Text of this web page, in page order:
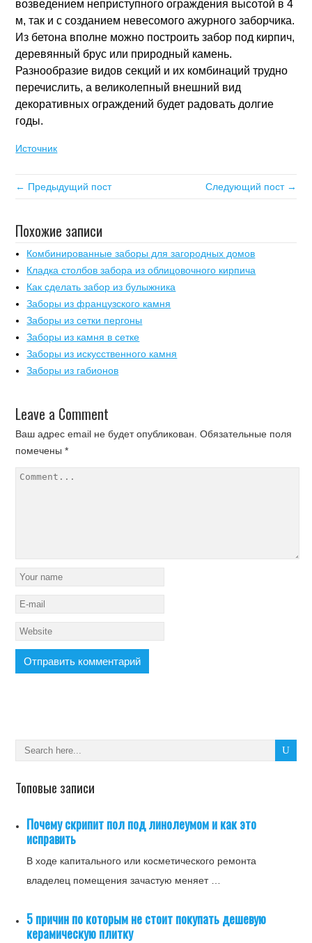
возведением неприступного ограждения высотой в 4
м, так и с созданием невесомого ажурного заборчика.
Из бетона вполне можно построить забор под кирпич,
деревянный брус или природный камень.
Разнообразие видов секций и их комбинаций трудно
перечислить, а великолепный внешний вид
декоративных ограждений будет радовать долгие
годы.
Источник
← Предыдущий пост Следующий пост →
Похожие записи
Комбинированные заборы для загородных домов
Кладка столбов забора из облицовочного кирпича
Как сделать забор из булыжника
Заборы из французского камня
Заборы из сетки пергоны
Заборы из камня в сетке
Заборы из искусственного камня
Заборы из габионов
Leave a Comment
Ваш адрес email не будет опубликован. Обязательные поля
помечены*
Топовые записи
Почему скрипит пол под линолеумом и как это
исправить
В ходе капитального или косметического ремонта
владелец помещения зачастую меняет …
5 причин по которым не стоит покупать дешевую
керамическую плитку